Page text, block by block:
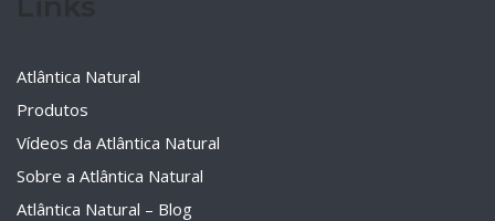
Atlântica Natural
Produtos
Vídeos da Atlântica Natural
Sobre a Atlântica Natural
Atlântica Natural – Blog